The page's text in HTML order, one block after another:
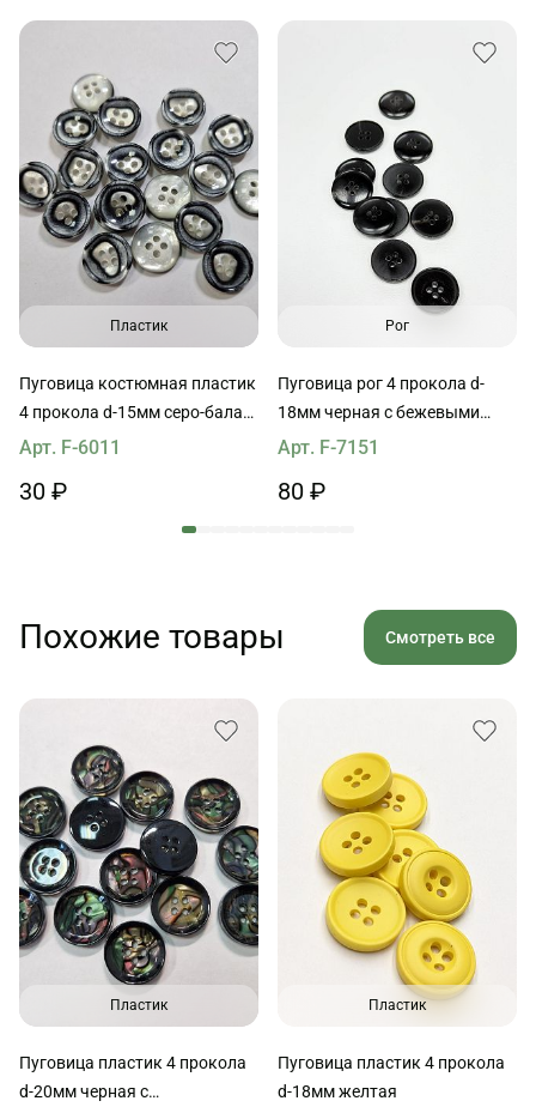
Пластик
Пуговица костюмная пластик
4 прокола d-15мм серо-балая
перламутровая
Арт. F-6011
30 ₽
Рог
Пуговица рог 4 прокола d-
18мм черная с бежевыми
вкраплениями
Арт. F-7151
80 ₽
Похожие товары Смотреть все
Пластик
Пуговица пластик 4 прокола
d-20мм черная с
Пластик
Пуговица пластик 4 прокола
d-18мм желтая